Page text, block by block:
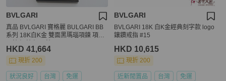
BVLGARI
真品 BVLGARI 寶格麗 BULGARI BB
系列 18K白K金 雙面黑瑪瑙項鍊 項鏈
HKD 41,664
現折 200
狀況良好 台灣 免運
BVLGARI
BVLGARI 18K 白K金經典刻字款 logo
鑲鑽戒指 #15
HKD 10,615
現折 200
近新閒置品 台灣 免運